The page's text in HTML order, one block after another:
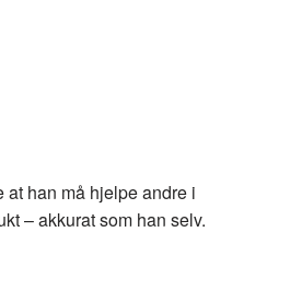
at han må hjelpe andre i
– akkurat som han selv.